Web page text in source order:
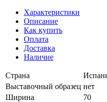
Характеристики
Описание
Как купить
Оплата
Доставка
Наличие
Страна
Выставочный образец нет
Ширина
70